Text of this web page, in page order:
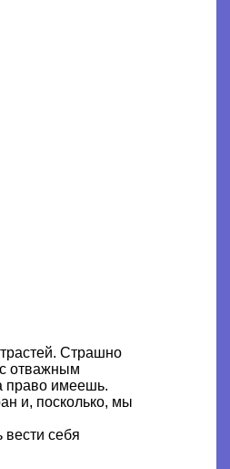
Страшно
отважным
право имеешь.
и, посколько, мы
себя